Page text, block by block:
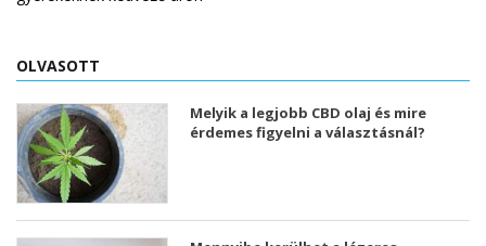
OLVASOTT
Melyik a legjobb CBD olaj és mire
érdemes figyelni a választásnál?